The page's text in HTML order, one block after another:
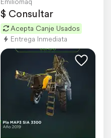
$ Consultar
Acepta Canje Usados
Entrega Inmediata